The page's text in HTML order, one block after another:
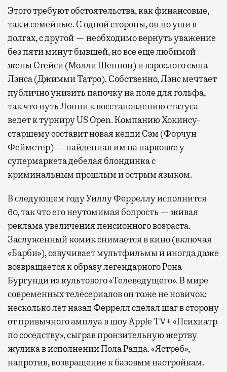
Этого требуют обстоятельства, как финансовые,
так и семейные. С одной стороны, он по уши в
долгах, с другой — необходимо вернуть уважение
без пяти минут бывшей, но все еще любимой
жены Стейси (Молли Шеннон) и взрослого сына
Лэнса (Джимми Татро). Собственно, Лэнс мечтает
публично унизить папочку на поле для гольфа,
так что путь Лонни к восстановлению статуса
ведет к турниру US Open. Компанию Хокинсу-
старшему составит новая кедди Сэм (Форчун
Феймстер) — найденная им на парковке у
супермаркета дебелая блондинка с
криминальным прошлым и острым языком.
В следующем году Уиллу Ферреллу исполнится
60, так что его неутомимая бодрость — живая
реклама увеличения пенсионного возраста.
Заслуженный комик снимается в кино (включая
«Барби»), озвучивает мультфильмы и иногда даже
возвращается к образу легендарного Рона
Бургунди из культового «Телеведущего». В мире
современных телесериалов он тоже не новичок:
несколько лет назад Феррелл сделал шаг в сторону
от привычного амплуа в шоу Apple TV+ «Психиатр
по соседству», сыграв пронзительную жертву
жулика в исполнении Пола Радда. «Ястреб»,
напротив, возвращение к базовым настройкам.